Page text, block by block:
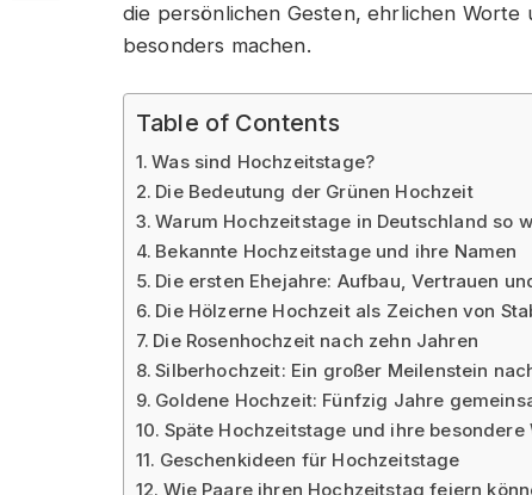
die persönlichen Gesten, ehrlichen
besonders machen.
Table of Contents
Was sind Hochzeitstage?
Die Bedeutung der Grünen Hochzeit
Warum Hochzeitstage in Deutschland so
Bekannte Hochzeitstage und ihre Namen
Die ersten Ehejahre: Aufbau, Vertrauen
Die Hölzerne Hochzeit als Zeichen von
Die Rosenhochzeit nach zehn Jahren
Silberhochzeit: Ein großer Meilenstein
Goldene Hochzeit: Fünfzig Jahre
Späte Hochzeitstage und ihre besondere
Geschenkideen für Hochzeitstage
Wie Paare ihren Hochzeitstag feiern